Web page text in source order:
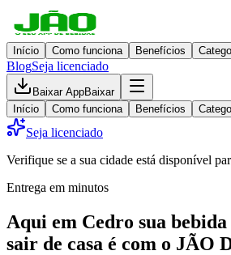
Início Como funciona Benefícios
BlogSeja licenciado
Baixar AppBaixar
Início
Como funciona Benefícios
Seja licenciado
Verifique se a sua cidade está disponível
Entrega em minutos
Aqui em Cedro sua
sair de casa é com o JÃO